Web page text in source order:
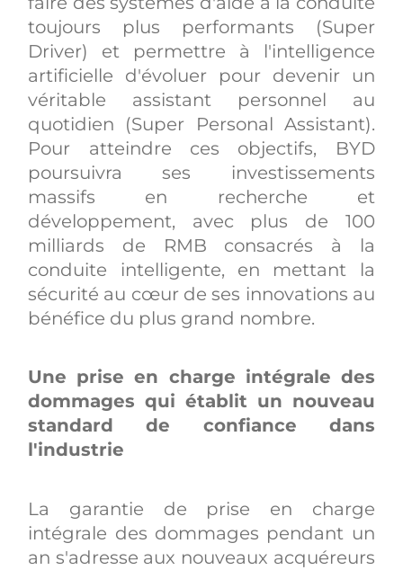
toujours plus performants (Super
Driver) et permettre à l'intelligence
artificielle d'évoluer pour devenir un
véritable assistant personnel au
quotidien (Super Personal Assistant).
Pour atteindre ces objectifs, BYD
poursuivra ses investissements
massifs en recherche et
développement, avec plus de 100
milliards de RMB consacrés à la
conduite intelligente, en mettant la
sécurité au cœur de ses innovations au
bénéfice du plus grand nombre.
Une prise en charge intégrale des
dommages qui établit un nouveau
standard de confiance dans
l'industrie
La garantie de prise en charge
intégrale des dommages pendant un
an s'adresse aux nouveaux acquéreurs